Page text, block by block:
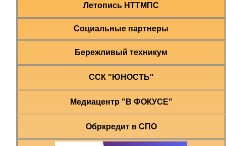
Летопись НТТМПС
Социальные партнеры
Бережливый техникум
ССК "ЮНОСТЬ"
Медиацентр "В ФОКУСЕ"
Обркредит в СПО